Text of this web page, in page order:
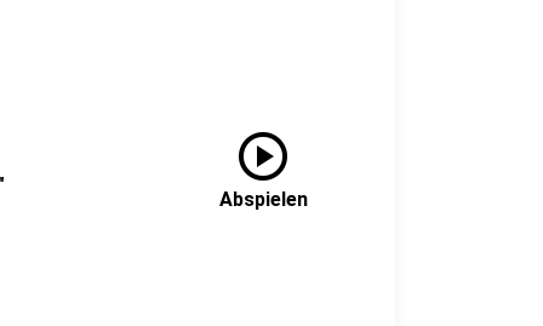
play_circle
Abspielen